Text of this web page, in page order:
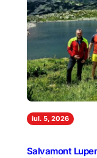
iul. 5, 2026
Salvamont